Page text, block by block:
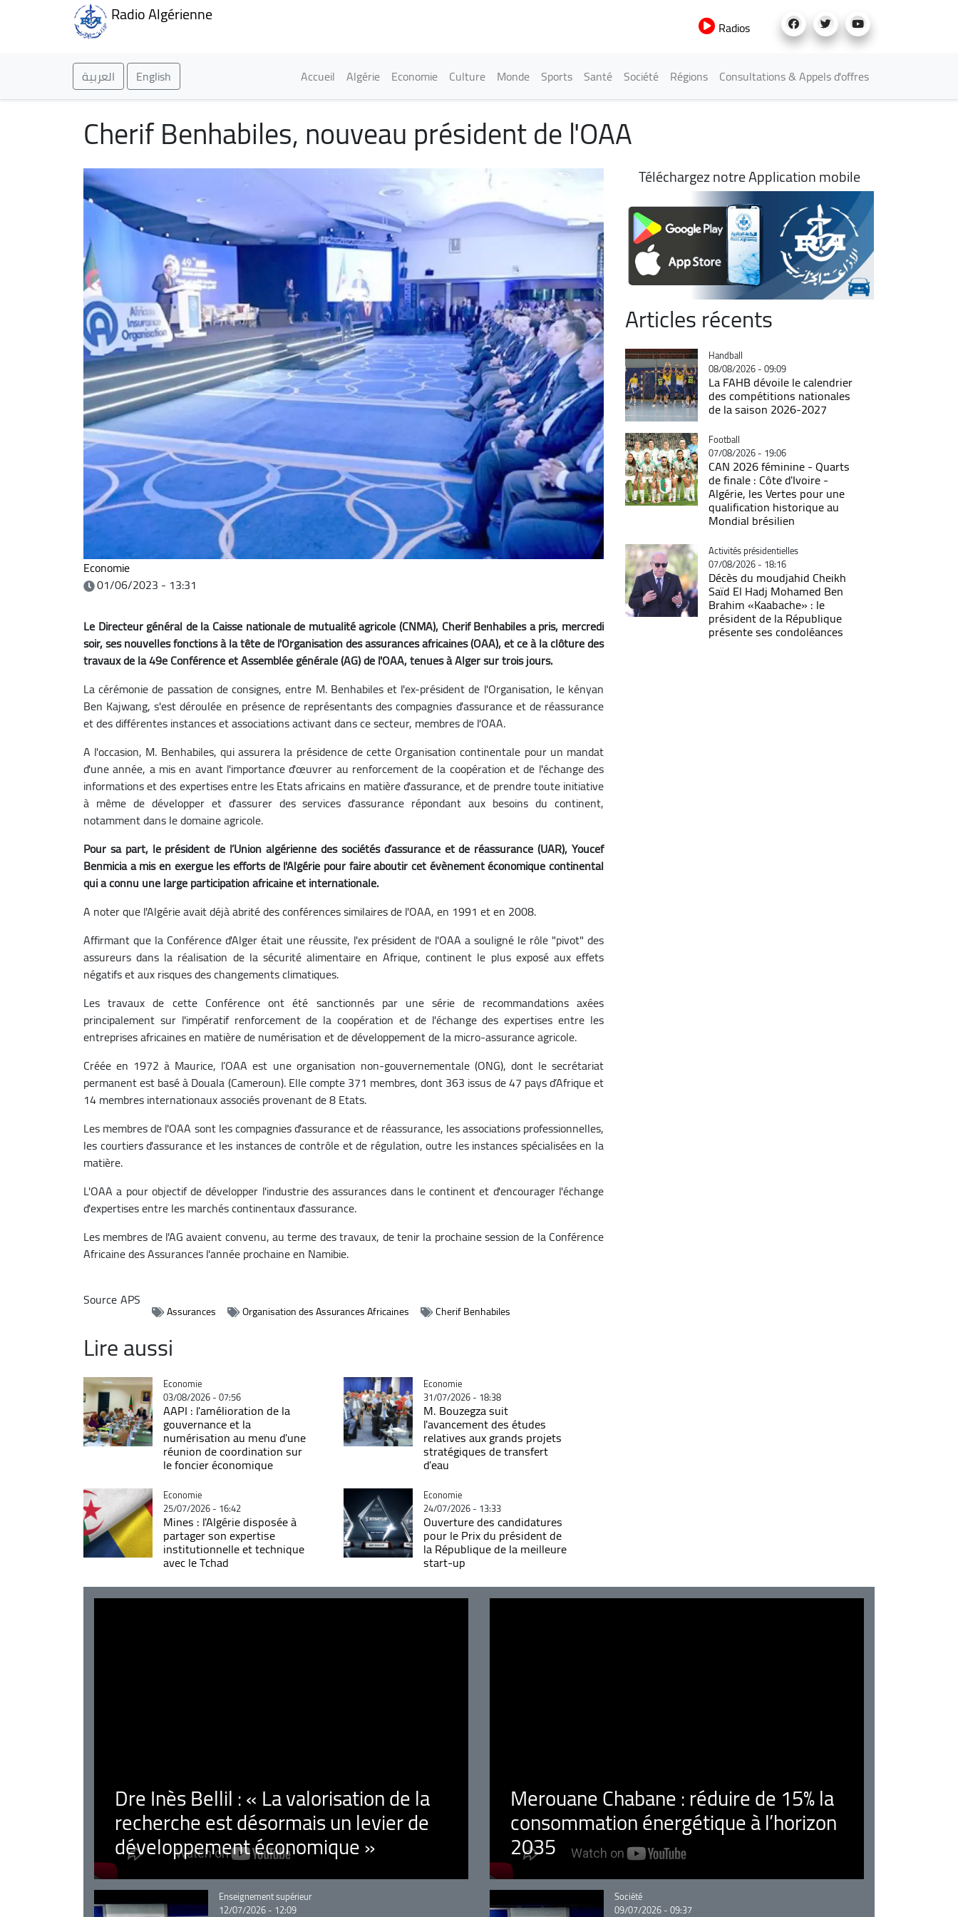
Radio Algérienne
Radios
العربية English Main navigation
Accueil Algérie Economie Culture Monde Sports Santé Société Régions Consultations & Appels d'offres
Cherif Benhabiles, nouveau président de l'OAA
Economie
01/06/2023 - 13:31
Le Directeur général de la Caisse nationale de mutualité agricole (CNMA), Cherif Benhabiles a pris, mercredi
soir, ses nouvelles fonctions à la tête de l'Organisation des assurances africaines (OAA), et ce à la clôture des
travaux de la 49e Conférence et Assemblée générale (AG) de l'OAA, tenues à Alger sur trois jours.
La cérémonie de passation de consignes, entre M. Benhabiles et l'ex-président de l'Organisation, le kényan
Ben Kajwang, s'est déroulée en présence de représentants des compagnies d'assurance et de réassurance
et des différentes instances et associations activant dans ce secteur, membres de l'OAA.
A l'occasion, M. Benhabiles, qui assurera la présidence de cette Organisation continentale pour un mandat
d'une année, a mis en avant l'importance d'œuvrer au renforcement de la coopération et de l'échange des
informations et des expertises entre les Etats africains en matière d'assurance, et de prendre toute initiative
à même de développer et d'assurer des services d'assurance répondant aux besoins du continent,
notamment dans le domaine agricole.
Pour sa part, le président de l’Union algérienne des sociétés d’assurance et de réassurance (UAR), Youcef
Benmicia a mis en exergue les efforts de l'Algérie pour faire aboutir cet évènement économique continental
qui a connu une large participation africaine et internationale.
A noter que l'Algérie avait déjà abrité des conférences similaires de l'OAA, en 1991 et en 2008.
Affirmant que la Conférence d'Alger était une réussite, l'ex président de l'OAA a souligné le rôle "pivot" des
assureurs dans la réalisation de la sécurité alimentaire en Afrique, continent le plus exposé aux effets
négatifs et aux risques des changements climatiques.
Les travaux de cette Conférence ont été sanctionnés par une série de recommandations axées
principalement sur l'impératif renforcement de la coopération et de l'échange des expertises entre les
entreprises africaines en matière de numérisation et de développement de la micro-assurance agricole.
Créée en 1972 à Maurice, l’OAA est une organisation non-gouvernementale (ONG), dont le secrétariat
permanent est basé à Douala (Cameroun). Elle compte 371 membres, dont 363 issus de 47 pays d’Afrique et
14 membres internationaux associés provenant de 8 Etats.
Les membres de l'OAA sont les compagnies d'assurance et de réassurance, les associations professionnelles,
les courtiers d'assurance et les instances de contrôle et de régulation, outre les instances spécialisées en la
matière.
L'OAA a pour objectif de développer l'industrie des assurances dans le continent et d'encourager l'échange
d'expertises entre les marchés continentaux d'assurance.
Les membres de l'AG avaient convenu, au terme des travaux, de tenir la prochaine session de la Conférence
Africaine des Assurances l'année prochaine en Namibie.
SourceAPS
Assurances Organisation des Assurances Africaines Cherif Benhabiles
Lire aussi
Catégorie
Economie
03/08/2026 - 07:56
AAPI : l'amélioration de la
gouvernance et la
numérisation au menu d'une
réunion de coordination sur
le foncier économique
Catégorie
Economie
31/07/2026 - 18:38
M. Bouzegza suit
l'avancement des études
relatives aux grands projets
stratégiques de transfert
d'eau
Catégorie
Economie
25/07/2026 - 16:42
Mines : l'Algérie disposée à
partager son expertise
institutionnelle et technique
avec le Tchad
Catégorie
Economie
24/07/2026 - 13:33
Ouverture des candidatures
pour le Prix du président de
la République de la meilleure
start-up
Téléchargez notre Application mobile
Articles récents
Catégorie
Handball
08/08/2026 - 09:09
La FAHB dévoile le calendrier
des compétitions nationales
de la saison 2026-2027
Catégorie
Football
07/08/2026 - 19:06
CAN 2026 féminine - Quarts
de finale : Côte d'Ivoire -
Algérie, les Vertes pour une
qualification historique au
Mondial brésilien
Catégorie
Activités présidentielles
07/08/2026 - 18:16
Décès du moudjahid Cheikh
Saïd El Hadj Mohamed Ben
Brahim «Kaabache» : le
président de la République
présente ses condoléances
Dre Inès Bellil : « La valorisation de la
recherche est désormais un levier de
développement économique »
Merouane Chabane : réduire de 15% la
consommation énergétique à l’horizon
2035
Catégorie
Enseignement supérieur
12/07/2026 - 12:09
Catégorie
Société
09/07/2026 - 09:37